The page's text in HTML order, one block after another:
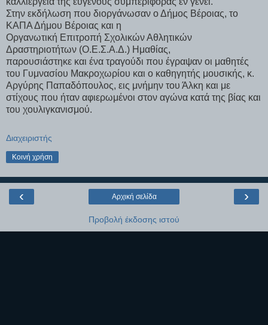
Στην εκδήλωση που διοργάνωσαν ο Δήμος Βέροιας, το
ΚΑΠΑ Δήμου Βέροιας και η
Οργανωτική Επιτροπή Σχολικών Αθλητικών
Δραστηριοτήτων (Ο.Ε.Σ.Α.Δ.) Ημαθίας,
παρουσιάστηκε και ένα τραγούδι που έγραψαν οι μαθητές
του Γυμνασίου Μακροχωρίου και ο καθηγητής μουσικής, κ.
Αργύρης Παπαδόπουλος, εις μνήμην του Άλκη και με
στίχους που ήταν αφιερωμένοι στον αγώνα κατά της βίας και
του χουλιγκανισμού.
Διαχειριστής
Κοινή χρήση
‹ ›
Αρχική σελίδα
Προβολή έκδοσης ιστού